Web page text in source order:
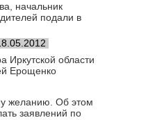
начальник
подали в
Иркутской области
Ерощенко
желанию. Об этом
заявлений по